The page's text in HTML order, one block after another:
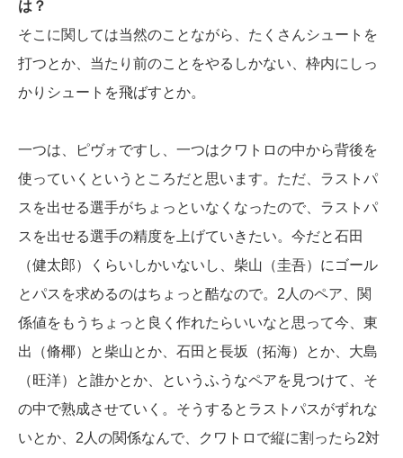
は？
そこに関しては当然のことながら、たくさんシュートを
打つとか、当たり前のことをやるしかない、枠内にしっ
かりシュートを飛ばすとか。
一つは、ピヴォですし、一つはクワトロの中から背後を
使っていくというところだと思います。ただ、ラストパ
スを出せる選手がちょっといなくなったので、ラストパ
スを出せる選手の精度を上げていきたい。今だと石田
（健太郎）くらいしかいないし、柴山（圭吾）にゴール
とパスを求めるのはちょっと酷なので。2人のペア、関
係値をもうちょっと良く作れたらいいなと思って今、東
出（脩椰）と柴山とか、石田と長坂（拓海）とか、大島
（旺洋）と誰かとか、というふうなペアを見つけて、そ
の中で熟成させていく。そうするとラストパスがずれな
いとか、2人の関係なんで、クワトロで縦に割ったら2対